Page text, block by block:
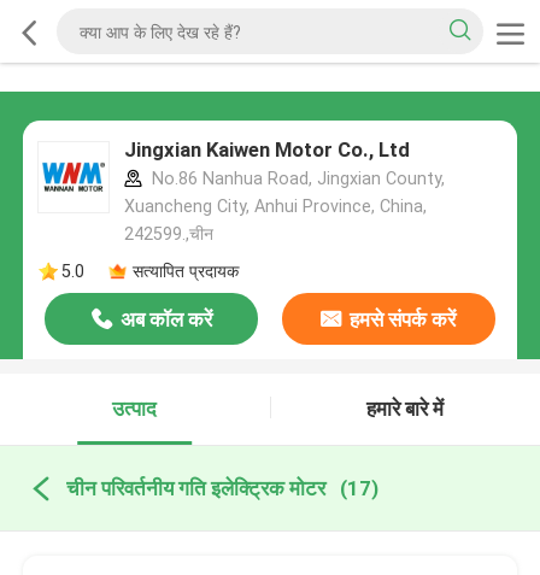
Jingxian Kaiwen Motor Co., Ltd
No.86 Nanhua Road, Jingxian County,
Xuancheng City, Anhui Province, China,
242599.,चीन
5.0
सत्यापित प्रदायक
अब कॉल करें हमसे संपर्क करें
उत्पाद हमारे बारे में
चीन परिवर्तनीय गति इलेक्ट्रिक मोटर (17)